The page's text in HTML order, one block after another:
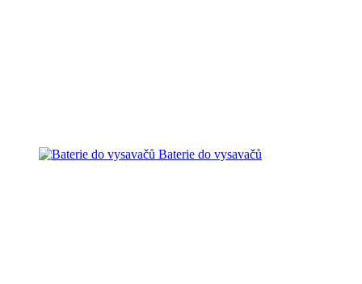
Baterie do vysavačů